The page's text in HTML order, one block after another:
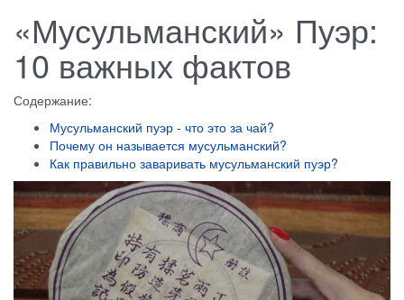
«Мусульманский» Пуэр:
10 важных фактов
Содержание:
Мусульманский пуэр - что это за чай?
Почему он называется мусульманский?
Как правильно заваривать мусульманский пуэр?